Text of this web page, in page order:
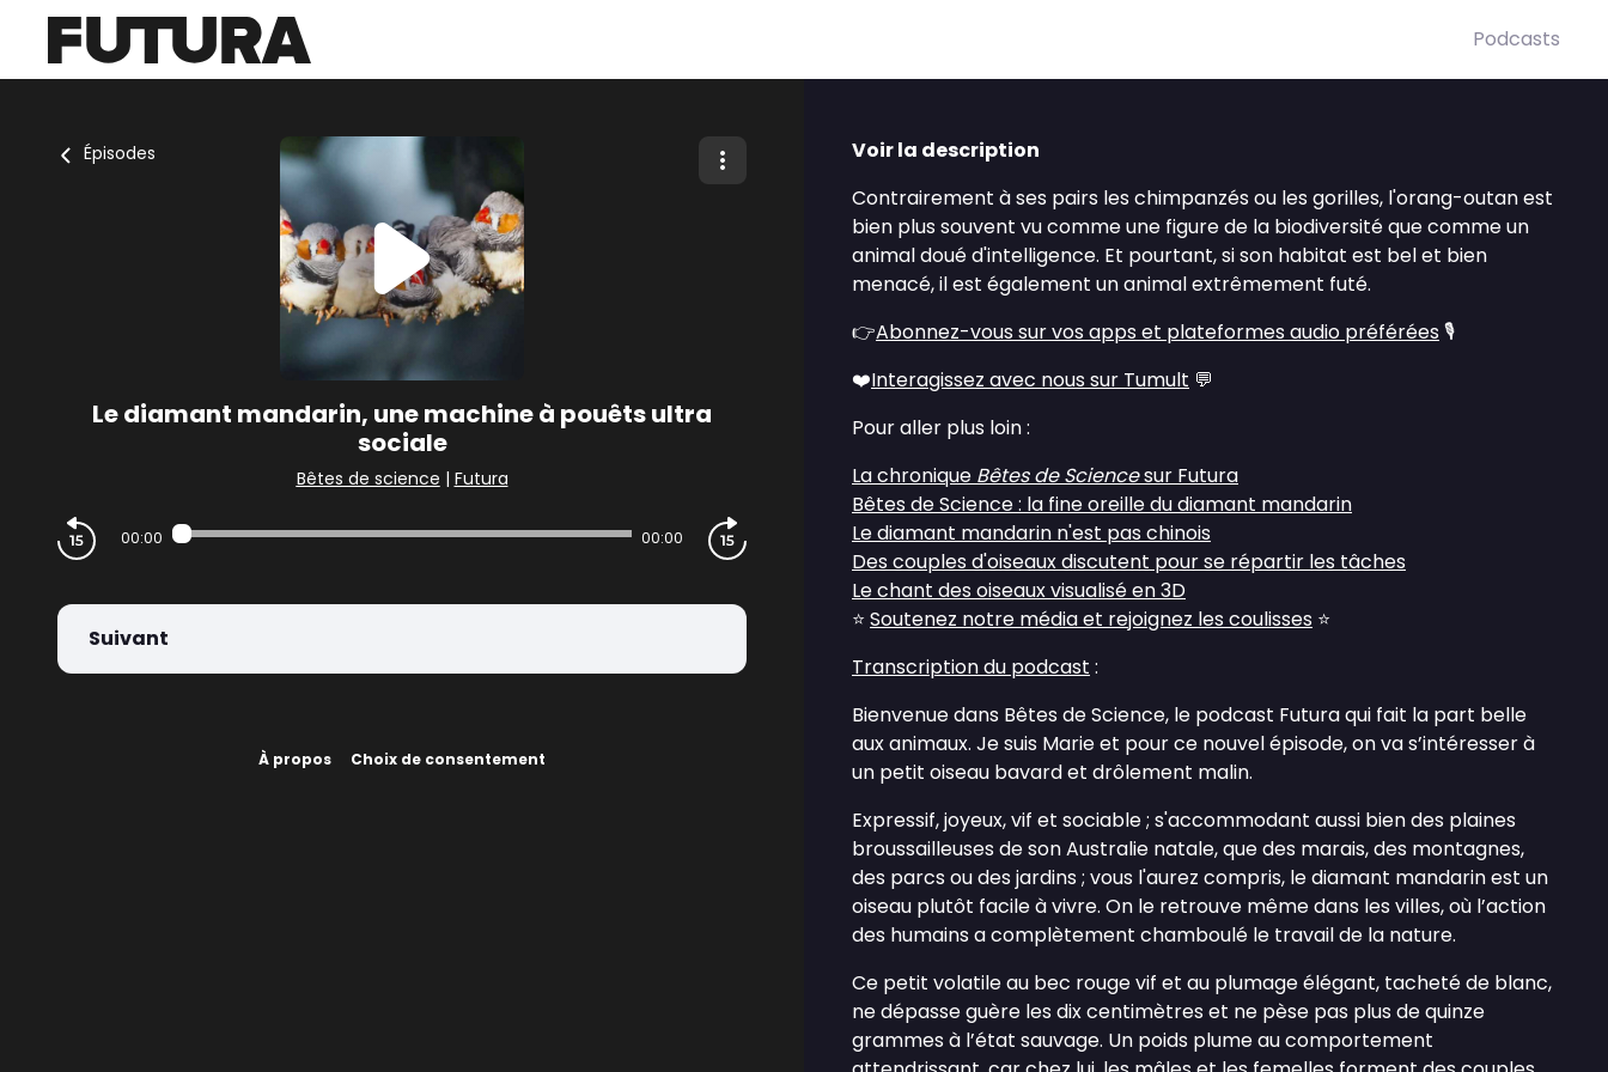
Podcasts
Épisodes
Le diamant mandarin, une machine à pouêts ultra
sociale
Bêtes de science | Futura
00:00 00:00
Suivant
À propos Choix de consentement
Voir la description
Contrairement à ses pairs les chimpanzés ou les gorilles, l'orang-outan est
bien plus souvent vu comme une figure de la biodiversité que comme un
animal doué d'intelligence. Et pourtant, si son habitat est bel et bien
menacé, il est également un animal extrêmement futé.
👉Abonnez-vous sur vos apps et plateformes audio préférées 🎙️
❤️Interagissez avec nous sur Tumult 💬
Pour aller plus loin :
La chronique Bêtes de Sciencesur Futura
Bêtes de Science : la fine oreille du diamant mandarin
Le diamant mandarin n'est pas chinois
Des couples d'oiseaux discutent pour se répartir les tâches
Le chant des oiseaux visualisé en 3D
⭐ Soutenez notre média et rejoignez les coulisses ⭐
Transcription du podcast :
Bienvenue dans Bêtes de Science, le podcast Futura qui fait la part belle
aux animaux. Je suis Marie et pour ce nouvel épisode, on va s’intéresser à
un petit oiseau bavard et drôlement malin.
Expressif, joyeux, vif et sociable ; s'accommodant aussi bien des plaines
broussailleuses de son Australie natale, que des marais, des montagnes,
des parcs ou des jardins ; vous l'aurez compris, le diamant mandarin est un
oiseau plutôt facile à vivre. On le retrouve même dans les villes, où l’action
des humains a complètement chamboulé le travail de la nature.
Ce petit volatile au bec rouge vif et au plumage élégant, tacheté de blanc,
ne dépasse guère les dix centimètres et ne pèse pas plus de quinze
grammes à l’état sauvage. Un poids plume au comportement